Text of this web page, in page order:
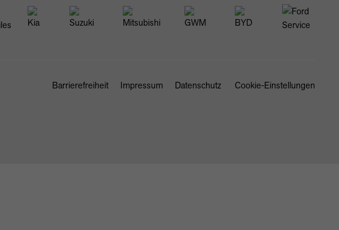
Barrierefreiheit Impressum Datenschutz Cookie-Einstellungen